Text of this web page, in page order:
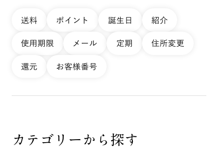
送料 ポイント 誕生日 紹介
使用期限 メール 定期 住所変更
還元 お客様番号
カテゴリーから探す